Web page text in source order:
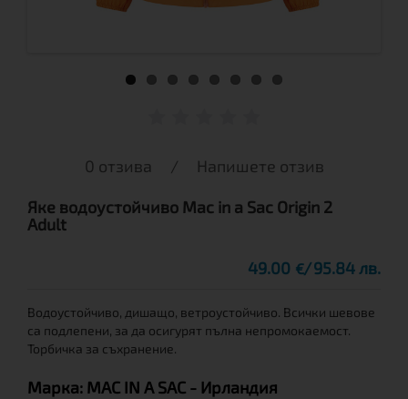
0 отзива / Напишете отзив
Яке водоустойчиво Mac in a Sac Origin 2
Adult
49.00 € 95.84 лв.
Водоустойчивo, дишащo, ветроустойчивo. Всички шевове
са подлепени, за да осигурят пълна непромокаемост.
Торбичка за съхранение.
Марка: MAC IN A SAC - Ирландия